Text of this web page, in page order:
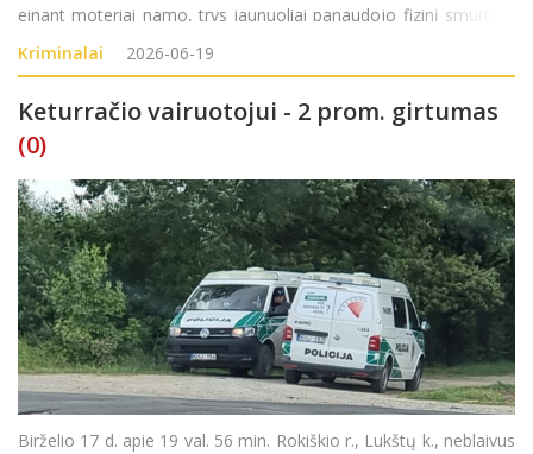
einant moteriai namo, trys jaunuoliai panaudojo fizinį smurtą ir
pagrobė rankinuką su pinigine. Nukentėjusiajai padaryta 200 Eur.
turtinė žala. Nusikalst
Kriminalai 2026-06-19
Keturračio vairuotojui - 2 prom. girtumas
(0)
Birželio 17 d. apie 19 val. 56 min. Rokiškio r., Lukštų k., neblaivus